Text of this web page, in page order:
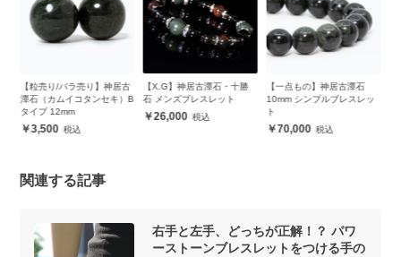
【粒売り/バラ売り】神居古
潭石（カムイコタンセキ）B
タイプ 12mm
3,500
【X.G】神居古潭石・十勝
石 メンズブレスレット
26,000
【一点もの】神居古潭石
10mm シンプルブレスレッ
ト
70,000
関連する記事
右手と左手、どっちが正解！？ パワ
ーストーンブレスレットをつける手の